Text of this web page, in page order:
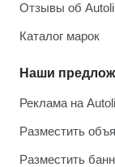
Отзывы об
Каталог марок
Наши
Реклама на
Разместить
Разместить